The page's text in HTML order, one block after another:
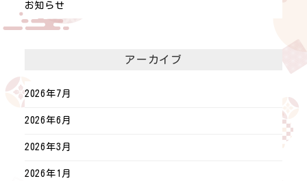
お知らせ
アーカイブ
2026年7月
2026年6月
2026年3月
2026年1月